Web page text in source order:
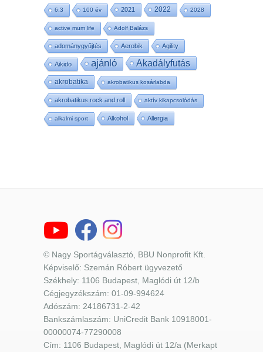
6:3 100 év 2021 2022 2028
active mum life Adolf Balázs
adománygyűjtés Aerobik Agility
Aikido ajánló Akadályfutás
akrobatika akrobatikus kosárlabda
akrobatikus rock and roll aktív kikapcsolódás
alkalmi sport Alkohol Allergia
© Nagy Sportágválasztó, BBU Nonprofit Kft.
Képviselő: Szemán Róbert ügyvezető
Székhely: 1106 Budapest, Maglódi út 12/b
Cégjegyzékszám: 01-09-994624
Adószám: 24186731-2-42
Bankszámlaszám: UniCredit Bank 10918001-
00000074-77290008
Cím: 1106 Budapest, Maglódi út 12/a (Merkapt